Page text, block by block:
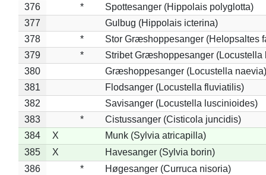
376
*
Spottesanger (Hippolais polyglotta)
377
Gulbug (Hippolais icterina)
378
*
Stor Græshoppesanger (Helopsaltes
379
*
Stribet Græshoppesanger (Locustella
380
Græshoppesanger (Locustella naevia)
381
Flodsanger (Locustella fluviatilis)
382
Savisanger (Locustella luscinioides)
383
*
Cistussanger (Cisticola juncidis)
384
X
Munk (Sylvia atricapilla)
385
X
Havesanger (Sylvia borin)
386
*
Høgesanger (Curruca nisoria)